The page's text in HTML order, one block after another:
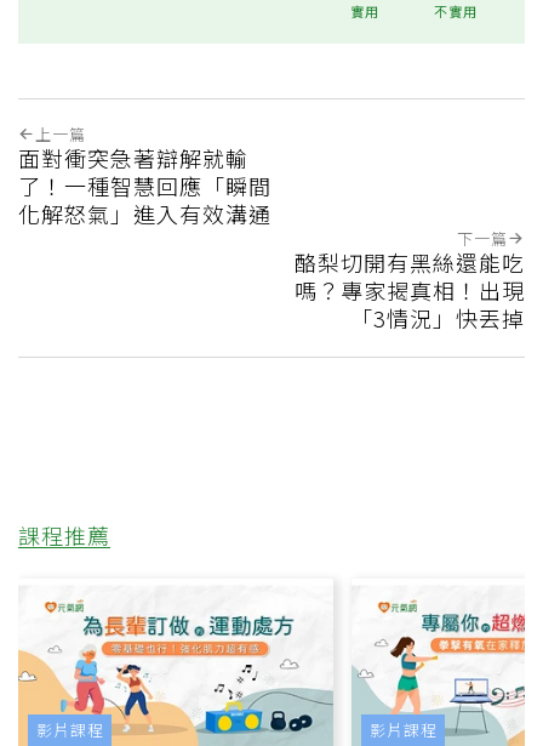
實用 不實用
上一篇
面對衝突急著辯解就輸
了！一種智慧回應「瞬間
化解怒氣」進入有效溝通
下一篇
酪梨切開有黑絲還能吃
嗎？專家揭真相！出現
「3情況」快丟掉
課程推薦
影片課程 影片課程